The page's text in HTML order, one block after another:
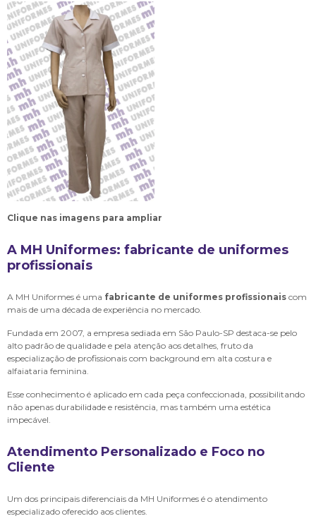
Clique nas imagens para ampliar
A MH Uniformes: fabricante de uniformes
profissionais
A MH Uniformes é uma fabricante de uniformes profissionais com
mais de uma década de experiência no mercado.
Fundada em 2007, a empresa sediada em São Paulo-SP destaca-se pelo
alto padrão de qualidade e pela atenção aos detalhes, fruto da
especialização de profissionais com background em alta costura e
alfaiataria feminina.
Esse conhecimento é aplicado em cada peça confeccionada, possibilitando
não apenas durabilidade e resistência, mas também uma estética
impecável.
Atendimento Personalizado e Foco no
Cliente
Um dos principais diferenciais da MH Uniformes é o atendimento
especializado oferecido aos clientes.